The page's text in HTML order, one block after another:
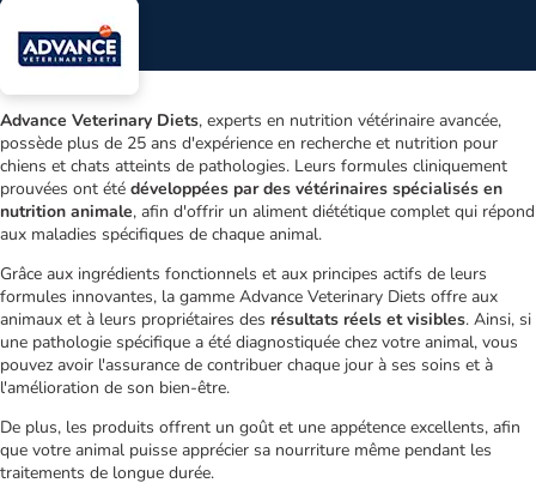
Advance Veterinary Diets, experts en nutrition vétérinaire avancée,
possède plus de 25 ans d'expérience en recherche et nutrition pour
chiens et chats atteints de pathologies. Leurs formules cliniquement
prouvées ont été développées par des vétérinaires spécialisés en
nutrition animale, afin d'offrir un aliment diététique complet qui répond
aux maladies spécifiques de chaque animal.
Grâce aux ingrédients fonctionnels et aux principes actifs de leurs
formules innovantes, la gamme Advance Veterinary Diets offre aux
animaux et à leurs propriétaires des résultats réels et visibles. Ainsi, si
une pathologie spécifique a été diagnostiquée chez votre animal, vous
pouvez avoir l'assurance de contribuer chaque jour à ses soins et à
l'amélioration de son bien-être.
De plus, les produits offrent un goût et une appétence excellents, afin
que votre animal puisse apprécier sa nourriture même pendant les
traitements de longue durée.